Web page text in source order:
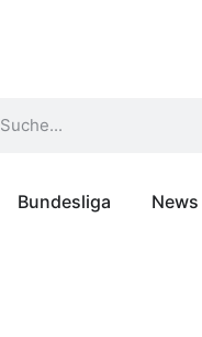
Bundesliga News